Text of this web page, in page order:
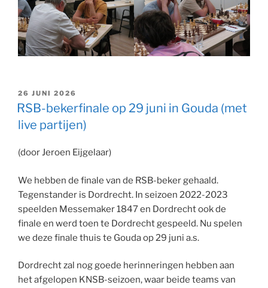
GEPLAATST
OP
26 JUNI 2026
RSB-bekerfinale op 29 juni in Gouda (met
live partijen)
(door Jeroen Eijgelaar)
We hebben de finale van de RSB-beker gehaald.
Tegenstander is Dordrecht. In seizoen 2022-2023
speelden Messemaker 1847 en Dordrecht ook de
finale en werd toen te Dordrecht gespeeld. Nu spelen
we deze finale thuis te Gouda op 29 juni a.s.
Dordrecht zal nog goede herinneringen hebben aan
het afgelopen KNSB-seizoen, waar beide teams van